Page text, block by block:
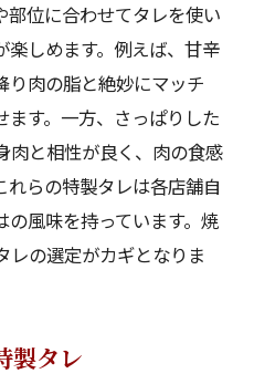
部位に合わせてタレを使い
しめます。例えば、甘辛
り肉の脂と絶妙にマッチ
ます。一方、さっぱりした
肉と相性が良く、肉の食感
らの特製タレは各店舗自
風味を持っています。焼
レの選定がカギとなりま
製タレ